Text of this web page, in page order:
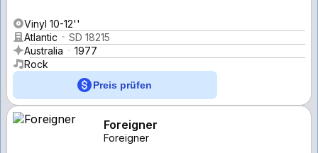
Vinyl 10-12''
Atlantic
SD 18215
Australia
1977
Rock
Preis prüfen
Foreigner
Foreigner